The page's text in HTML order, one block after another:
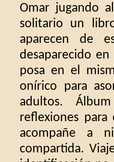
Omar jugando
solitario un
aparecen de
desaparecido
posa en el
onírico para
adultos.
reflexiones
acompañe a
compartida.